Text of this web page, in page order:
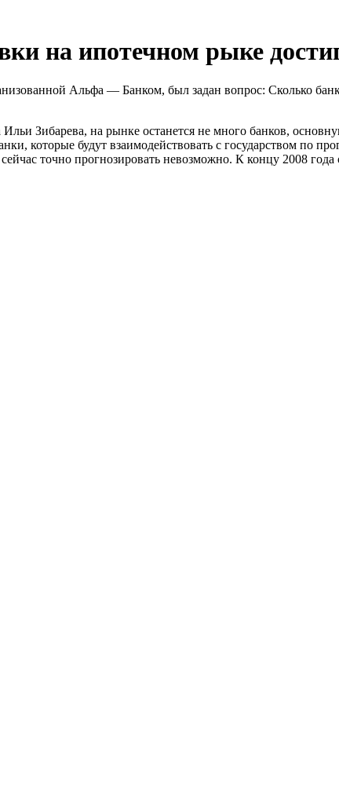
на ипотечном рыке
Альфа — Банком, был задан вопрос: Сколько
Зибарева, на рынке останется не много банков,
которые будут взаимодействовать с государством по
точно прогнозировать невозможно. К концу 2008 года